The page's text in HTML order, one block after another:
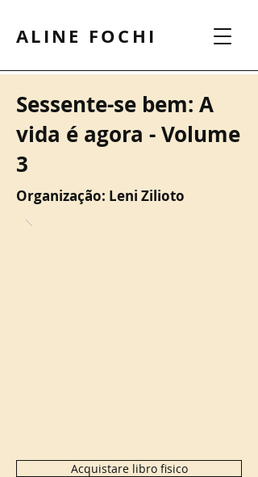
ALINE FOCHI
Sessente-se bem: A
vida é agora - Volume
3
Organização: Leni Zilioto
Acquistare libro fisico